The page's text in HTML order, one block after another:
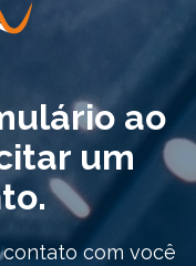
ao
um
com você